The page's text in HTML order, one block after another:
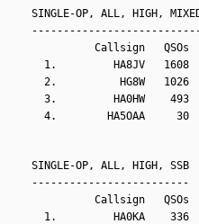
SINGLE-OP, ALL, HIGH,
Callsign   QSOs  Points
1.         HA8JV   1608
2.          HG8W   1026
3.         HA0HW    493
4.        HA5OAA     30
SINGLE-OP, ALL, HIGH, SSB
-------------------------
Callsign   QSOs  Points
1.         HA0KA    336